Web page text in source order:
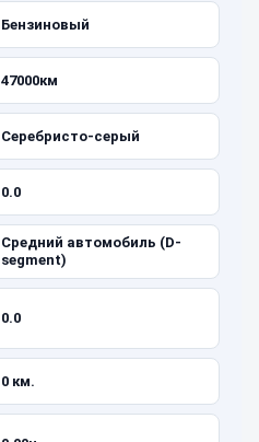
Бензиновый
47000км
Серебристо-серый
0.0
Средний автомобиль (D-
segment)
0.0
0 км.